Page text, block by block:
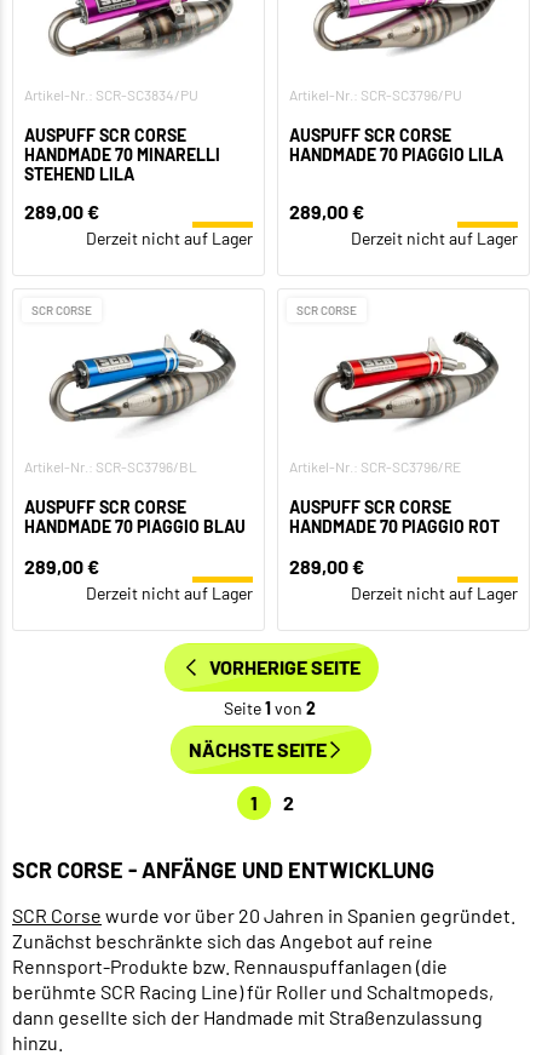
Artikel-Nr.: SCR-SC3834/PU
AUSPUFF SCR CORSE
HANDMADE 70 MINARELLI
STEHEND LILA
289,00 €
Derzeit nicht auf Lager
Artikel-Nr.: SCR-SC3796/PU
AUSPUFF SCR CORSE
HANDMADE 70 PIAGGIO LILA
289,00 €
Derzeit nicht auf Lager
SCR CORSE
Artikel-Nr.: SCR-SC3796/BL
AUSPUFF SCR CORSE
HANDMADE 70 PIAGGIO BLAU
289,00 €
Derzeit nicht auf Lager
SCR CORSE
Artikel-Nr.: SCR-SC3796/RE
AUSPUFF SCR CORSE
HANDMADE 70 PIAGGIO ROT
289,00 €
Derzeit nicht auf Lager
VORHERIGE SEITE
Seite 1 von 2
NÄCHSTE SEITE
1 2
SCR CORSE - ANFÄNGE UND ENTWICKLUNG
SCR Corse wurde vor über 20 Jahren in Spanien gegründet.
Zunächst beschränkte sich das Angebot auf reine
Rennsport-Produkte bzw. Rennauspuffanlagen (die
berühmte SCR Racing Line) für Roller und Schaltmopeds,
dann gesellte sich der Handmade mit Straßenzulassung
hinzu.